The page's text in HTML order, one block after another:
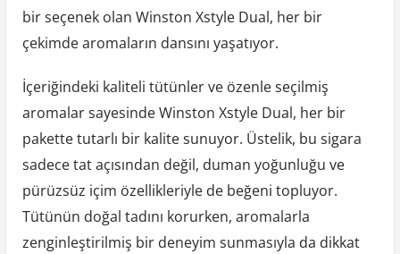
bir seçenek olan Winston Xstyle Dual, her bir
çekimde aromaların dansını yaşatıyor.
İçeriğindeki kaliteli tütünler ve özenle seçilmiş
aromalar sayesinde Winston Xstyle Dual, her bir
pakette tutarlı bir kalite sunuyor. Üstelik, bu sigara
sadece tat açısından değil, duman yoğunluğu ve
pürüzsüz içim özellikleriyle de beğeni topluyor.
Tütünün doğal tadını korurken, aromalarla
zenginleştirilmiş bir deneyim sunmasıyla da dikkat